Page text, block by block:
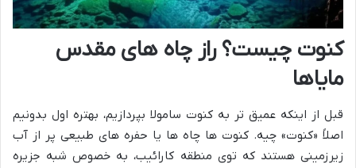
کنوت چیست؟ راز چاه های مقدس
مایاها
قبل از اینکه عمیق تر به کنوت سامولا بپردازیم، بهتره اول بدونیم
اصلاً «کنوت» چیه. کنوت ها چاه ها یا حفره های طبیعی پر از آب
زیرزمینی هستند که توی منطقه کارائیب، به خصوص شبه جزیره